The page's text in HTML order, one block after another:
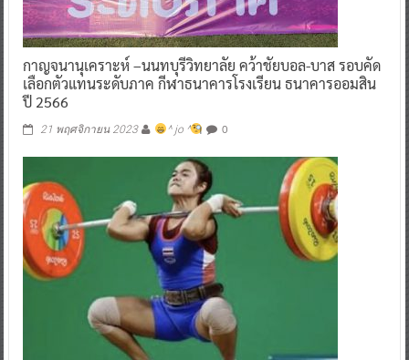
กาญจนานุเคราะห์ –นนทบุรีวิทยาลัย คว้าชัยบอล-บาส รอบคัด
เลือกตัวแทนระดับภาค กีฬาธนาคารโรงเรียน ธนาคารออมสิน
ปี 2566
21 พฤศจิกายน 2023 ^ jo ^ 0